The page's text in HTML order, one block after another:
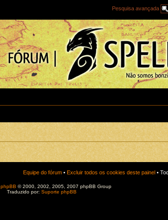
Pesquisa avançada
Equipe do fórum • Excluir todos os cookies deste painel •
phpBB © 2000, 2002, 2005, 2007 phpBB Group
Traduzido por: Suporte phpBB